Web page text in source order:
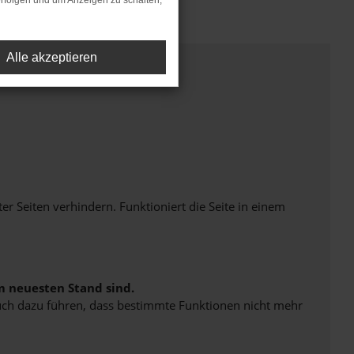
Seiten verhindern. Funktioniert die Seite in einem
neuesten Stand sind.
dazu führen, dass bestimmte Funktionen nicht mehr
Alle akzeptieren